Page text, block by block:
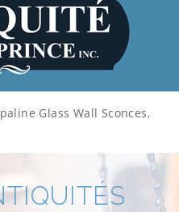
Glass Wall Sconces,